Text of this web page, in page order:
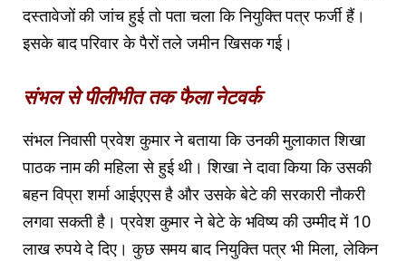
दस्तावेजों की जांच हुई तो पता चला कि नियुक्ति पत्र फर्जी हैं।
इसके बाद परिवार के पैरों तले जमीन खिसक गई।
संभल से पीलीभीत तक फैला नेटवर्क
संभल निवासी प्रवेश कुमार ने बताया कि उनकी मुलाकात शिखा
पाठक नाम की महिला से हुई थी। शिखा ने दावा किया कि उसकी
बहन विप्रा शर्मा आईएएस है और उसके बेटे की सरकारी नौकरी
लगवा सकती है। प्रवेश कुमार ने बेटे के भविष्य की उम्मीद में 10
लाख रुपये दे दिए। कुछ समय बाद नियुक्ति पत्र भी मिला, लेकिन